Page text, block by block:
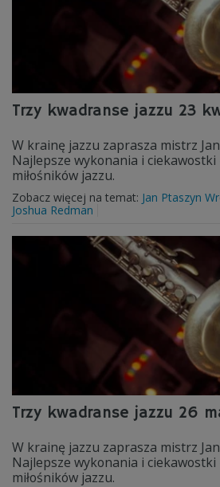
Trzy kwadranse jazzu 23
W krainę jazzu zaprasza mistrz
Najlepsze wykonania i ciekawostki
miłośników jazzu.
Zobacz więcej na temat: Jan Ptaszyn
Joshua Redman
Trzy kwadranse jazzu 26
W krainę jazzu zaprasza mistrz
Najlepsze wykonania i ciekawostki
miłośników jazzu.